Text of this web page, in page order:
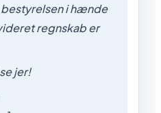
i hænde
regnskab er
jer!